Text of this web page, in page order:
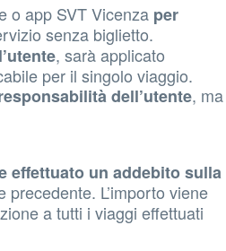
o app SVT Vicenza per
senza biglietto.
, sarà applicato
per il singolo viaggio.
dell’utente, ma
effettuato un addebito sulla
L’importo viene
a tutti i viaggi effettuati